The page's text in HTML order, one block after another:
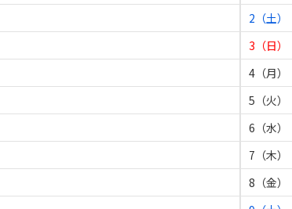
2（土）
3（日）
4（月）
5（火）
6（水）
7（木）
8（金）